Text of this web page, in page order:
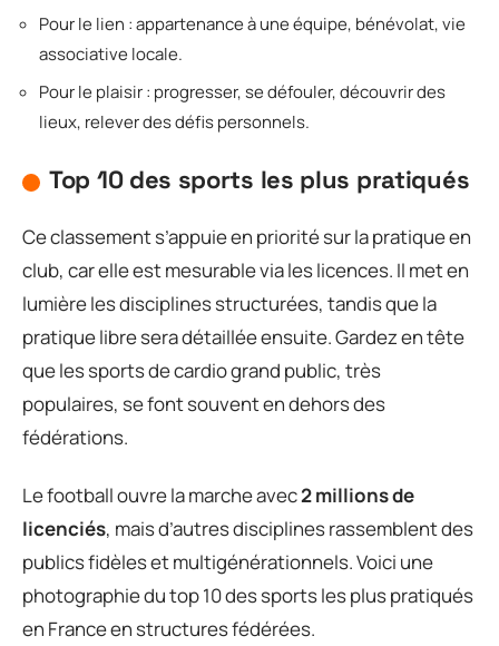
Pour le lien : appartenance à une équipe, bénévolat, vie
associative locale.
Pour le plaisir : progresser, se défouler, découvrir des
lieux, relever des défis personnels.
Top 10 des sports les plus pratiqués
Ce classement s’appuie en priorité sur la pratique en
club, car elle est mesurable via les licences. Il met en
lumière les disciplines structurées, tandis que la
pratique libre sera détaillée ensuite. Gardez en tête
que les sports de cardio grand public, très
populaires, se font souvent en dehors des
fédérations.
Le football ouvre la marche avec2 millions de
licenciés, mais d’autres disciplines rassemblent des
publics fidèles et multigénérationnels. Voici une
photographie du top 10 des sports les plus pratiqués
en France en structures fédérées.